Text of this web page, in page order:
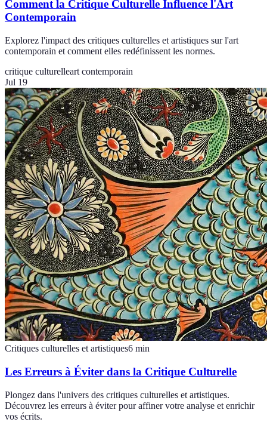
Comment la Critique Culturelle Influence l'Art
Contemporain
Explorez l'impact des critiques culturelles et artistiques sur l'art
contemporain et comment elles redéfinissent les normes.
critique culturelleart contemporain
Jul 19
Critiques culturelles et artistiques6 min
Les Erreurs à Éviter dans la Critique Culturelle
Plongez dans l'univers des critiques culturelles et artistiques.
Découvrez les erreurs à éviter pour affiner votre analyse et enrichir
vos écrits.